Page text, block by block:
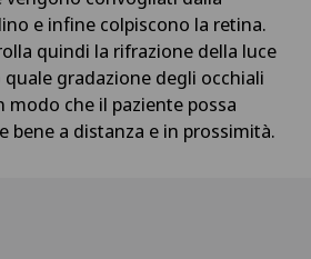
e infine colpiscono la retina.
quindi la rifrazione della luce
gradazione degli occhiali
modo che il paziente possa
bene a distanza e in prossimità.